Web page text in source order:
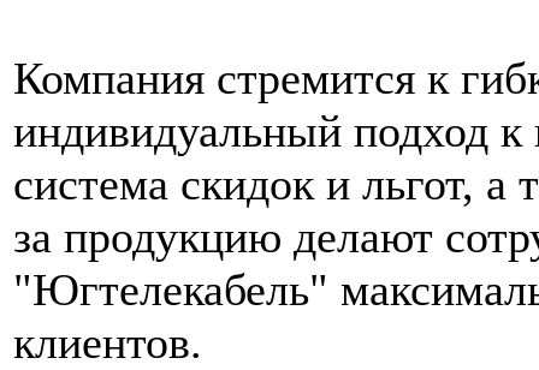
Компания стремится к
индивидуальный подход
система скидок и льгот,
за продукцию делают
"Югтелекабель"
клиентов.